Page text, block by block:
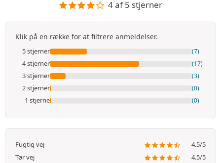
4 af 5 stjerner
Klik på en række for at filtrere anmeldelser.
5 stjerner (7)
4 stjerner (17)
3 stjerner (3)
2 stjerner (0)
1 stjerne (0)
Fugtig vej
4.5/5
Tør vej
4.5/5